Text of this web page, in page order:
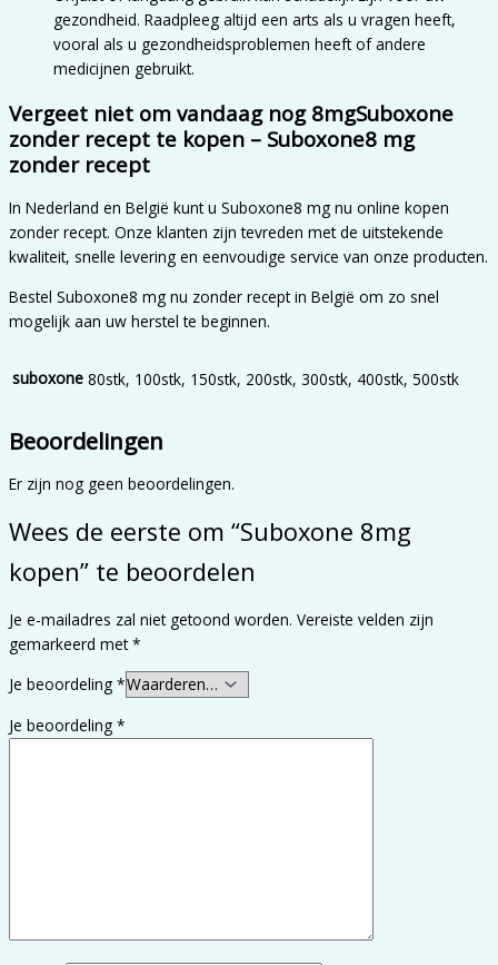
gezondheid. Raadpleeg altijd een arts als u vragen heeft,
vooral als u gezondheidsproblemen heeft of andere
medicijnen gebruikt.
Vergeet niet om vandaag nog 8mgSuboxone
zonder recept te kopen – Suboxone8 mg
zonder recept
In Nederland en België kunt u Suboxone8 mg nu online kopen
zonder recept. Onze klanten zijn tevreden met de uitstekende
kwaliteit, snelle levering en eenvoudige service van onze producten.
Bestel Suboxone8 mg nu zonder recept in België om zo snel
mogelijk aan uw herstel te beginnen.
suboxone 80stk, 100stk, 150stk, 200stk, 300stk, 400stk, 500stk
Beoordelingen
Er zijn nog geen beoordelingen.
Wees de eerste om “Suboxone 8mg
kopen” te beoordelen
Je e-mailadres zal niet getoond worden. Vereiste velden zijn
gemarkeerd met*
Je beoordeling *
Je beoordeling *